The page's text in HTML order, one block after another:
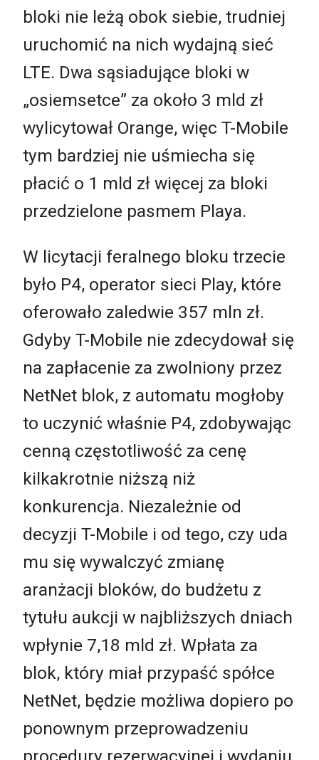
bloki nie leżą obok siebie, trudniej
uruchomić na nich wydajną sieć
LTE. Dwa sąsiadujące bloki w
„osiemsetce” za około 3 mld zł
wylicytował Orange, więc T-Mobile
tym bardziej nie uśmiecha się
płacić o 1 mld zł więcej za bloki
przedzielone pasmem Playa.
W licytacji feralnego bloku trzecie
było P4, operator sieci Play, które
oferowało zaledwie 357 mln zł.
Gdyby T-Mobile nie zdecydował się
na zapłacenie za zwolniony przez
NetNet blok, z automatu mogłoby
to uczynić właśnie P4, zdobywając
cenną częstotliwość za cenę
kilkakrotnie niższą niż
konkurencja. Niezależnie od
decyzji T-Mobile i od tego, czy uda
mu się wywalczyć zmianę
aranżacji bloków, do budżetu z
tytułu aukcji w najbliższych dniach
wpłynie 7,18 mld zł. Wpłata za
blok, który miał przypaść spółce
NetNet, będzie możliwa dopiero po
ponownym przeprowadzeniu